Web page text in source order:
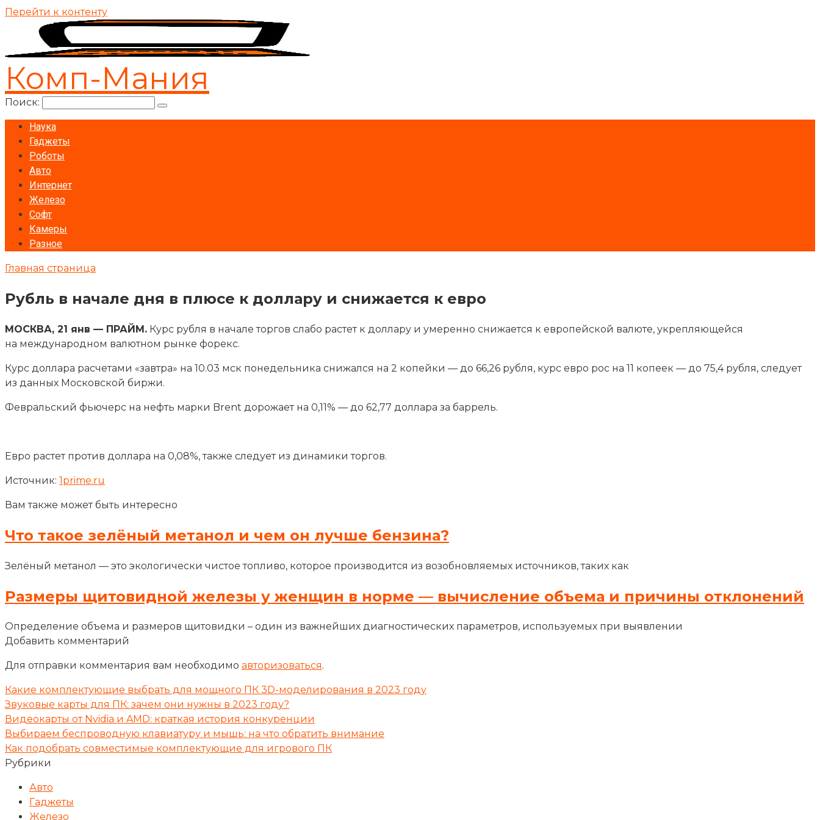
Перейти к контенту
Комп-Мания
Поиск:
Наука
Гаджеты
Роботы
Авто
Интернет
Железо
Софт
Камеры
Разное
Главная страница
Рубль в начале дня в плюсе к доллару и снижается к евро
МОСКВА, 21 янв — ПРАЙМ. Курс рубля в начале торгов слабо растет к доллару и умеренно снижается к европейской валюте, укрепляющейся
на международном валютном рынке форекс.
Курс доллара расчетами «завтра» на 10.03 мск понедельника снижался на 2 копейки — до 66,26 рубля, курс евро рос на 11 копеек — до 75,4 рубля, следует
из данных Московской биржи.
Февральский фьючерс на нефть марки Brent дорожает на 0,11% — до 62,77 доллара за баррель.
Евро растет против доллара на 0,08%, также следует из динамики торгов.
Источник: 1prime.ru
Вам также может быть интересно
Что такое зелёный метанол и чем он лучше бензина?
Зелёный метанол — это экологически чистое топливо, которое производится из возобновляемых источников, таких как
Размеры щитовидной железы у женщин в норме — вычисление объема и причины отклонений
Определение объема и размеров щитовидки – один из важнейших диагностических параметров, используемых при выявлении
Добавить комментарий
Для отправки комментария вам необходимо авторизоваться.
Какие комплектующие выбрать для мощного ПК 3D-моделирования в 2023 году
Звуковые карты для ПК: зачем они нужны в 2023 году?
Видеокарты от Nvidia и AMD: краткая история конкуренции
Выбираем беспроводную клавиатуру и мышь: на что обратить внимание
Как подобрать совместимые комплектующие для игрового ПК
Рубрики
Авто
Гаджеты
Железо